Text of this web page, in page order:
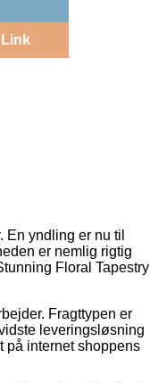
Link
yndling er nu til
er nemlig rigtig
Floral Tapestry
Fragttypen er
leveringsløsning
internet shoppens